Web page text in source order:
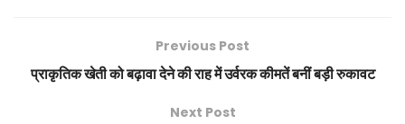
Previous Post
प्राकृतिक खेती को बढ़ावा देने की राह में उर्वरक कीमतें बनीं बड़ी रुकावट
Next Post